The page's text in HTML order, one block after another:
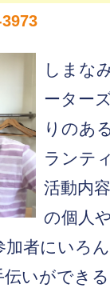
しまな
ーター
りのあ
ランテ
活動内
の個人
者にいろ
いができ